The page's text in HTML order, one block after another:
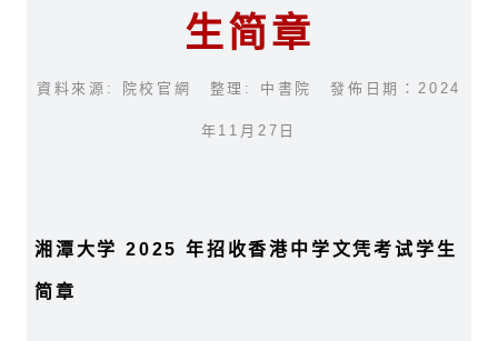
生简章
資料來源: 院校官網 整理: 中書院 發佈日期：2024
年11月27日
湘潭大学 2025 年招收香港中学文凭考试学生
简章